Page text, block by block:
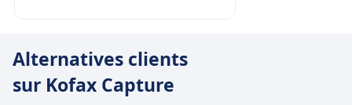
Alternatives clients
sur Kofax Capture